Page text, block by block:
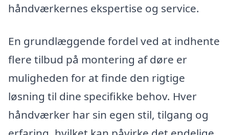
håndværkernes ekspertise og service.
En grundlæggende fordel ved at indhente
flere tilbud på montering af døre er
muligheden for at finde den rigtige
løsning til dine specifikke behov. Hver
håndværker har sin egen stil, tilgang og